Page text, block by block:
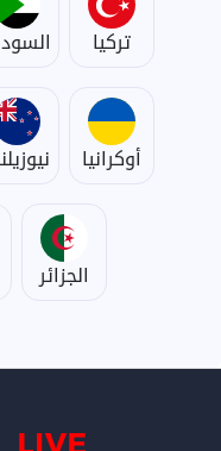
تركيا
أوكرانيا
الجزائر